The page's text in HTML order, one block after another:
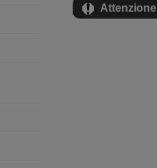
Attenzione